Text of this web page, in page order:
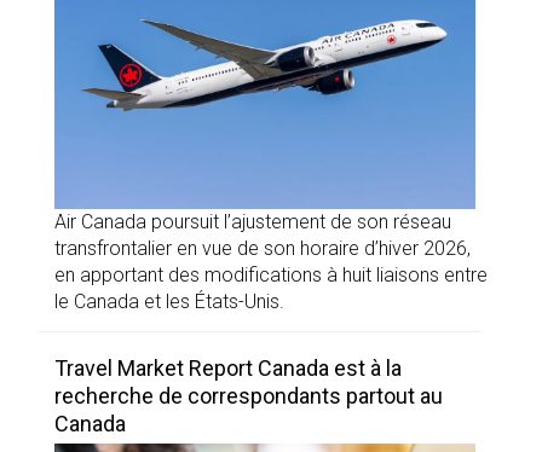
Air Canada poursuit l’ajustement de son réseau
transfrontalier en vue de son horaire d’hiver 2026,
en apportant des modifications à huit liaisons entre
le Canada et les États-Unis.
Travel Market Report Canada est à la
recherche de correspondants partout au
Canada